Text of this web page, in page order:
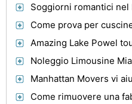
Come prova per
Amazing Lake Powel